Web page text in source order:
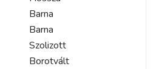
Barna
Barna
Szolizott
Borotvált